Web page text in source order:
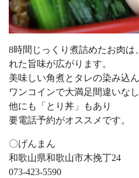
8時間じっくり煮詰めたお肉は
れた旨味が広がります。
美味しい角煮とタレの染み込
ワンコインで大満足間違いなし
他にも「とり丼」もあり
要電話予約がオススメです。
〇げんまん
和歌山県和歌山市木挽丁24
073-423-5590